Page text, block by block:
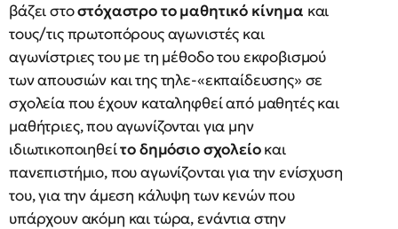
βάζει στοστόχαστρο το μαθητικό κίνημα και
τους/τις πρωτοπόρους αγωνιστές και
αγωνίστριες του με τη μέθοδο του εκφοβισμού
των απουσιών και της τηλε-«εκπαίδευσης» σε
σχολεία που έχουν καταληφθεί από μαθητές και
μαθήτριες, που αγωνίζονται για μην
ιδιωτικοποιηθείτο δημόσιο σχολείοκαι
πανεπιστήμιο, που αγωνίζονται για την ενίσχυση
του, για την άμεση κάλυψη των κενών που
υπάρχουν ακόμη και τώρα, ενάντια στην